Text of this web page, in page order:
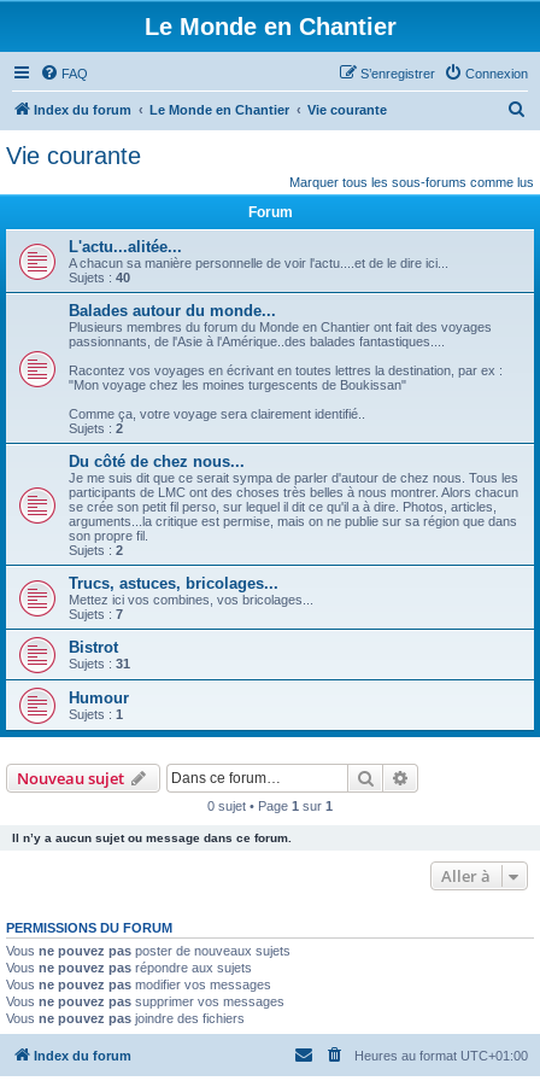
Le Monde en Chantier
FAQ Connexion
S’enregistrer
Index du forum Le Monde en Chantier Vie courante
h
Vie courante
Marquer tous les sous-forums comme lus
Forum
L'actu...alitée...
A chacun sa manière personnelle de voir l'actu....et de le dire ici...
Sujets : 40
Balades autour du monde...
Plusieurs membres du forum du Monde en Chantier ont fait des voyages
passionnants, de l'Asie à l'Amérique..des balades fantastiques....
Racontez vos voyages en écrivant en toutes lettres la destination, par ex :
"Mon voyage chez les moines turgescents de Boukissan"
Comme ça, votre voyage sera clairement identifié..
Sujets : 2
Du côté de chez nous...
Je me suis dit que ce serait sympa de parler d'autour de chez nous. Tous les
participants de LMC ont des choses très belles à nous montrer. Alors chacun
se crée son petit fil perso, sur lequel il dit ce qu'il a à dire. Photos, articles,
arguments...la critique est permise, mais on ne publie sur sa région que dans
son propre fil.
Sujets : 2
Trucs, astuces, bricolages...
Mettez ici vos combines, vos bricolages...
Sujets : 7
Bistrot
Sujets : 31
Humour
Sujets : 1
Nouveau sujet Rechercher
0 sujet • Page 1 sur 1
Il n’y a aucun sujet ou message dans ce forum.
Aller à
PERMISSIONS DU FORUM
Vous ne pouvez pas poster de nouveaux sujets
Vous ne pouvez pas répondre aux sujets
Vous ne pouvez pas modifier vos messages
Vous ne pouvez pas supprimer vos messages
Vous ne pouvez pas joindre des fichiers
Index du forum Heures au format UTC+01:00